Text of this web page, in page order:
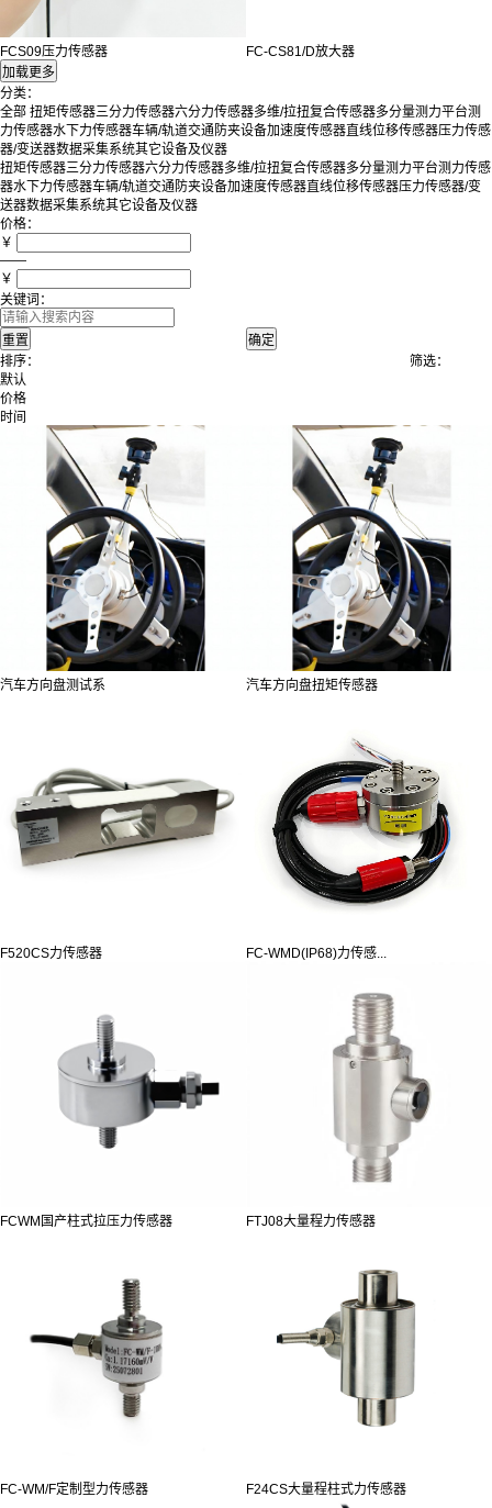
FCS09压力传感器 FC-CS81/D放大器
分类：
全部 扭矩传感器三分力传感器六分力传感器多维/拉扭复合传感器多分量测力平台测
力传感器水下力传感器车辆/轨道交通防夹设备加速度传感器直线位移传感器压力传感
器/变送器数据采集系统其它设备及仪器
扭矩传感器三分力传感器六分力传感器多维/拉扭复合传感器多分量测力平台测力传感
器水下力传感器车辆/轨道交通防夹设备加速度传感器直线位移传感器压力传感器/变
送器数据采集系统其它设备及仪器
价格：
￥
——
￥
关键词：
排序：
默认
价格
时间
筛选：
汽车方向盘测试系 汽车方向盘扭矩传感器
F520CS力传感器 FC-WMD(IP68)力传感...
FCWM国产柱式拉压力传感器 FTJ08大量程力传感器
FC-WM/F定制型力传感器 F24CS大量程柱式力传感器